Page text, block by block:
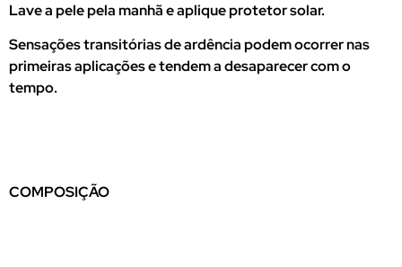
Lave a pele pela manhã e aplique protetor solar.
Sensações transitórias de ardência podem ocorrer nas
primeiras aplicações e tendem a desaparecer com o
tempo.
COMPOSIÇÃO